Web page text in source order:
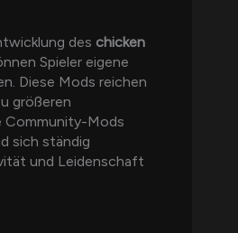
des chicken
Spieler eigene
Diese Mods reichen
größeren
Community-Mods
sich ständig
und Leidenschaft